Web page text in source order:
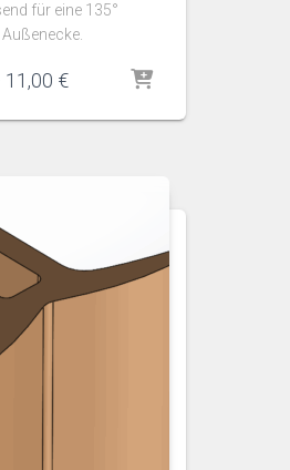
für eine 135°
Außenecke.
11,00 €Preisspanne:
bis